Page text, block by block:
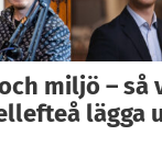
miljö – så
lägga